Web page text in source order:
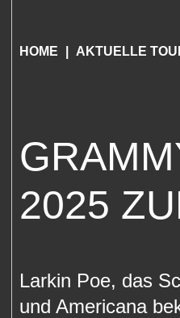
HOME AKTUELLE
2025
Larkin Poe, das
und Americana